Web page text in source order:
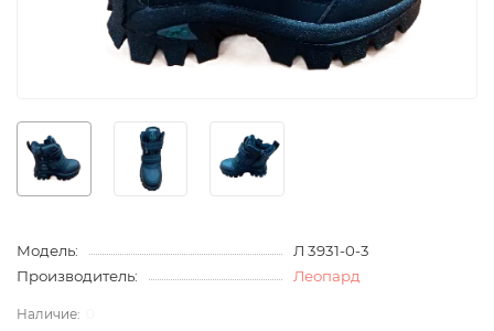
Модель:
Л 3931-0-3
Производитель:
Леопард